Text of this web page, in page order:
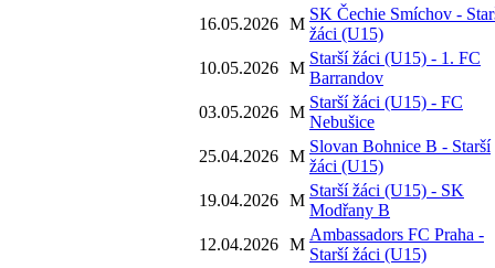
16.05.2026 M
SK Čechie Smíchov -
žáci (U15)
10.05.2026 M
Starší žáci (U15) - 1. FC
Barrandov
03.05.2026 M
Starší žáci (U15) - FC
Nebušice
25.04.2026 M
Slovan Bohnice B - Starší
žáci (U15)
19.04.2026 M
Starší žáci (U15) - SK
Modřany B
12.04.2026 M
Ambassadors FC Praha -
Starší žáci (U15)